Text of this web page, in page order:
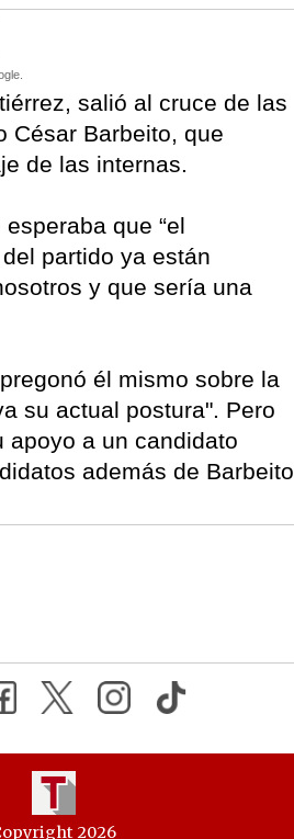
salió al cruce de las
César Barbeito, que
de las internas.
que “el
partido ya están
y que sería una
él mismo sobre la
su actual postura". Pero
apoyo a un candidato
además de Barbeito
2026